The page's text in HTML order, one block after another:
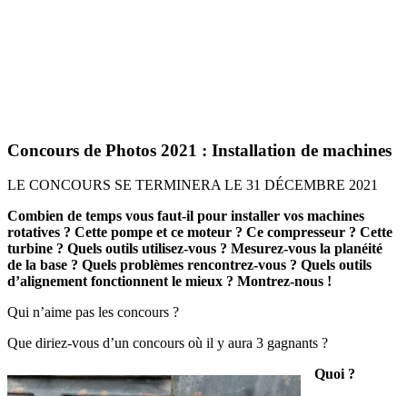
Concours de Photos 2021 : Installation de machines
LE CONCOURS SE TERMINERA LE 31 DÉCEMBRE 2021
Combien de temps vous faut-il pour installer vos machines
rotatives ? Cette pompe et ce moteur ? Ce compresseur ? Cette
turbine ? Quels outils utilisez-vous ? Mesurez-vous la planéité
de la base ? Quels problèmes rencontrez-vous ? Quels outils
d’alignement fonctionnent le mieux ? Montrez-nous !
Qui n’aime pas les concours ?
Que diriez-vous d’un concours où il y aura 3 gagnants ?
Quoi ?